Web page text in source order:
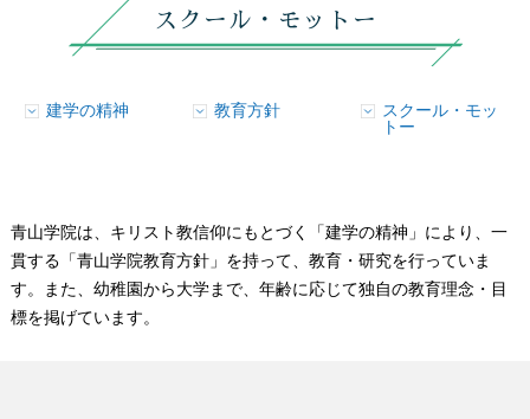
スクール・モットー
建学の精神 教育方針
スクール・モッ
トー
青山学院は、キリスト教信仰にもとづく「建学の精神」により、一
貫する「青山学院教育方針」を持って、教育・研究を行っていま
す。また、幼稚園から大学まで、年齢に応じて独自の教育理念・目
標を掲げています。